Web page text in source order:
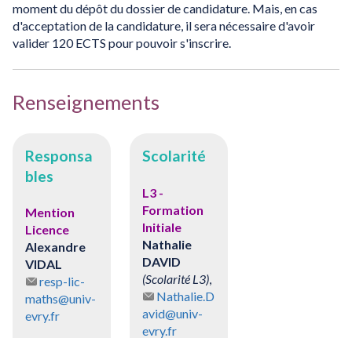
moment du dépôt du dossier de candidature. Mais, en cas
d'acceptation de la candidature, il sera nécessaire d'avoir
valider 120 ECTS pour pouvoir s'inscrire.
Renseignements
Responsa
bles
Mention
Licence
Alexandre
VIDAL
resp-lic-
maths@univ-
evry.fr
Scolarité
L3 -
Formation
Initiale
Nathalie
DAVID
(Scolarité L3),
Nathalie.D
avid@univ-
evry.fr